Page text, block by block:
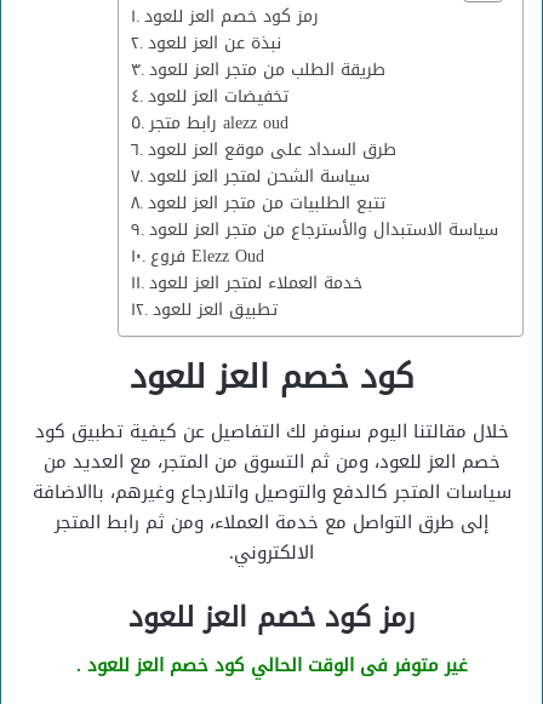
رمز كود خصم العز للعود
نبذة عن العز للعود
طريقة الطلب من متجر العز للعود
تخفيضات العز للعود
رابط متجر alezz oud
طرق السداد على موقع العز للعود
سياسة الشحن لمتجر العز للعود
تتبع الطلبيات من متجر العز للعود
سياسة الاستبدال والأسترجاع من متجر العز للعود
فروع Elezz Oud
خدمة العملاء لمتجر العز للعود
تطبيق العز للعود
كود خصم العز للعود
خلال مقالتنا اليوم سنوفر لك التفاصيل عن كيفية تطبيق كود
خصم العز للعود، ومن ثم التسوق من المتجر، مع العديد من
سياسات المتجر كالدفع والتوصيل واتلارجاع وغيرهم، باالاضافة
إلى طرق التواصل مع خدمة العملاء، ومن ثم رابط المتجر
الالكتروني.
رمز كود خصم العز للعود
غير متوفر فى الوقت الحالي كود خصم العز للعود .